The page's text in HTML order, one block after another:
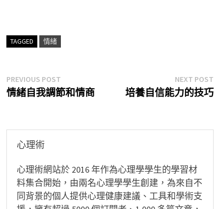
TAGGED 情緒
文
章
覽
PREVIOUS POSTPrevious
post:
情緒自我調節和情商
NEXT POST
培養自信能力的技巧
心理術
心理術網站於 2016 年作為心理學學生的學習材
料集合開始，由兩名心理學學生創建，為來自不
同背景的個人提供心理健康建議、工具和學術支